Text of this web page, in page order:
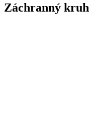
Záchranný kruh